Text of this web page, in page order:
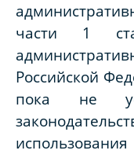
части 1
Российской
пока не